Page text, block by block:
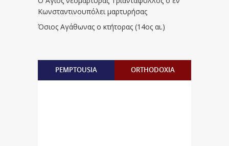
Κωνσταντινουπόλει μαρτυρήσας
Όσιος Αγάθωνας ο κτήτορας (14ος αι.)
PEMPTOUSIA ORTHODOXIA